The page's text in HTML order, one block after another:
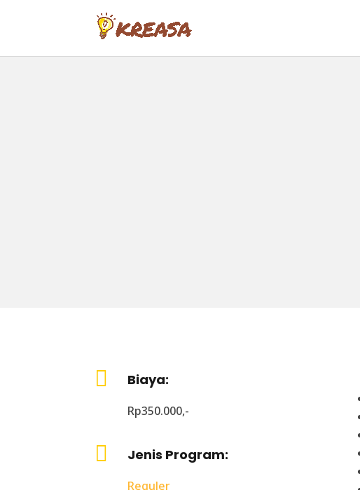
 Biaya:
Rp350.000,-
 Jenis Program:
Reguler